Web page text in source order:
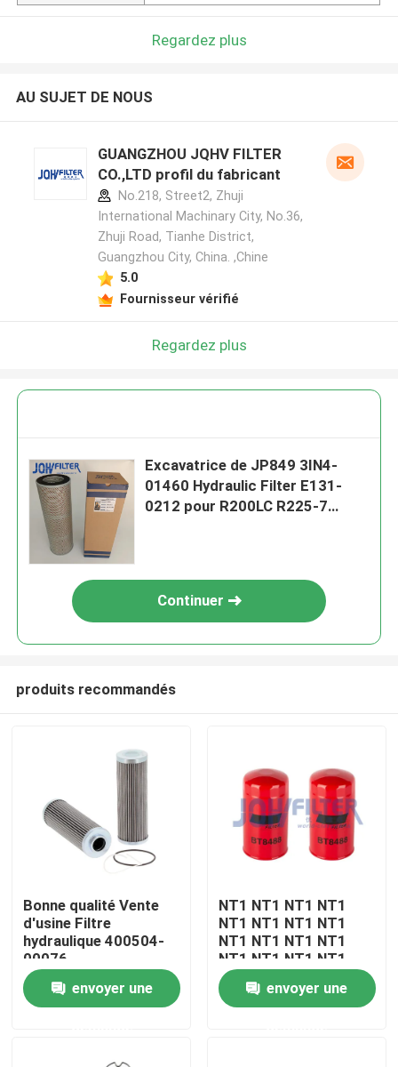
À la maison
Produits
Regardez plus
AU SUJET DE NOUS
GUANGZHOU JQHV FILTER
CO.,LTD profil du fabricant
No.218, Street2, Zhuji
International Machinary City, No.36,
Zhuji Road, Tianhe District,
Guangzhou City, China. ,Chine
5.0
Fournisseur vérifié
Regardez plus
Excavatrice de JP849 3IN4-
01460 Hydraulic Filter E131-
0212 pour R200LC R225-7
Continuer
produits recommandés
Bonne qualité Vente
d'usine Filtre
hydraulique 400504-
00076
envoyer une
NT1 NT1 NT1 NT1
NT1 NT1 NT1 NT1
NT1 NT1 NT1 NT1
NT1 NT1 NT1 NT1
NT1 NT1 NT1
envoyer une